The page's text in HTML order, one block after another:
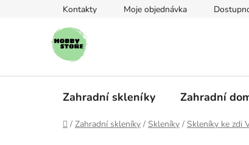
Kontakty Moje objednávka
Zahradní skleníky Zahradní
Domů
/ Zahradní skleníky / Skleníky / Skleníky ke zdi